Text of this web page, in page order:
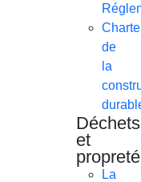
Charte
de
la
Déchets
et
propreté
La